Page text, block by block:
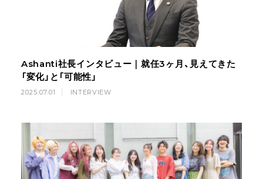
Ashanti社長インタビュー｜就任3ヶ月、見えてきた
「変化」と「可能性」
2025.07.01 INTERVIEW